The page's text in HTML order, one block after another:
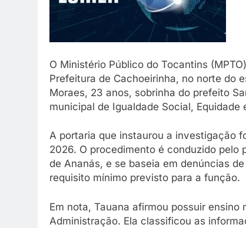
O Ministério Público do Tocantins
Prefeitura de Cachoeirinha, no norte do
Moraes, 23 anos, sobrinha do prefeito
municipal de Igualdade Social, Equidade
A portaria que instaurou a investigação
2026. O procedimento é conduzido pelo
de Ananás, e se baseia em denúncias
requisito mínimo previsto para a função.
Em nota, Tauana afirmou possuir
Administração. Ela classificou as